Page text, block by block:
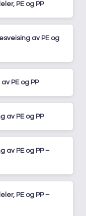
PE og PP
av PE og
PE og PP
av PE og PP
av PE og PP –
PE og PP –